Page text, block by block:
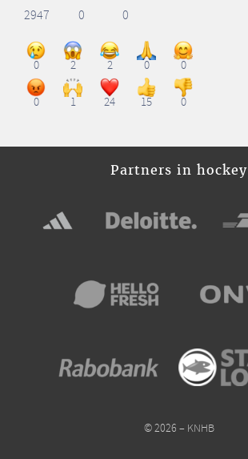
2947 0 0
0 2 2 0 0
0 1 24 15 0
Partners in hockey
© 2026 – KNHB